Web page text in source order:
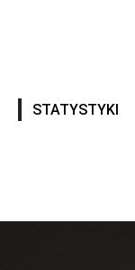
STATYSTYKI